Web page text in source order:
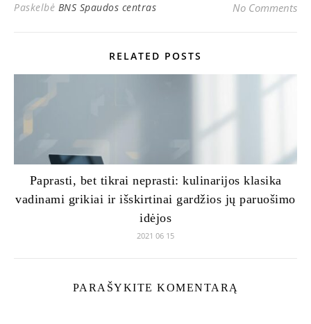
Paskelbė BNS Spaudos centras No Comments
RELATED POSTS
Paprasti, bet tikrai neprasti: kulinarijos klasika
vadinami grikiai ir išskirtinai gardžios jų paruošimo
idėjos
2021 06 15
PARAŠYKITE KOMENTARĄ